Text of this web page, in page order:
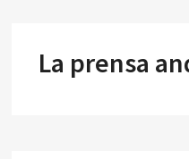
La prensa